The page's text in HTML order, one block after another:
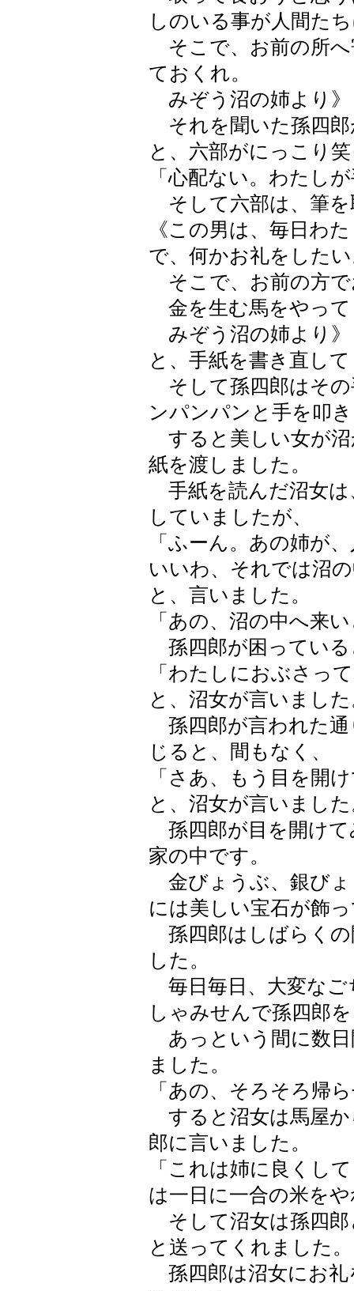
しのいる事が人間た
そこで、お前の所へ
ておくれ。
みぞう沼の姉より》
それを聞いた孫四郎
と、六部がにっこり
「心配ない。わたし
そして六部は、筆を
《この男は、毎日わ
で、何かお礼をした
そこで、お前の方で
金を生む馬をやっ
みぞう沼の姉より》
と、手紙を書き直し
そして孫四郎はその
ンパンパンと手を叩
すると美しい女が沼
紙を渡しました。
手紙を読んだ沼女は
していましたが、
「ふーん。あの姉が
いいわ、それでは沼
と、言いました。
「あの、沼の中へ来
孫四郎が困っている
「わたしにおぶさっ
と、沼女が言いまし
孫四郎が言われた通
じると、間もなく、
「さあ、もう目を開
と、沼女が言いまし
孫四郎が目を開けて
家の中です。
金びょうぶ、銀び
には美しい宝石が飾
孫四郎はしばらくの
した。
毎日毎日、大変なご
しゃみせんで孫四郎
あっという間に数日
ました。
「あの、そろそろ帰
すると沼女は馬屋か
郎に言いました。
「これは姉に良くし
は一日に一合の米を
そして沼女は孫四郎
と送ってくれました。
孫四郎は沼女にお礼